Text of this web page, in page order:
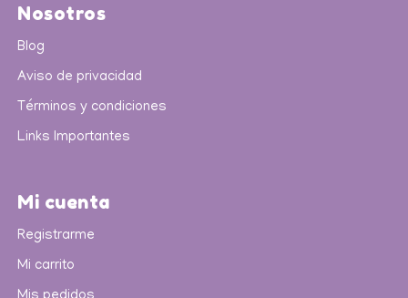
Nosotros
Blog
Aviso de privacidad
Términos y condiciones
Links Importantes
Mi cuenta
Registrarme
Mi carrito